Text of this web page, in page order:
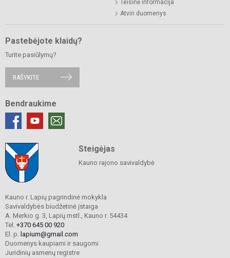
Teisinė informacija
Atviri duomenys
Pastebėjote klaidų?
Turite pasiūlymų?
RAŠYKITE
Bendraukime
Steigėjas
Kauno rajono savivaldybė
Kauno r. Lapių pagrindinė mokykla
Savivaldybės biudžetinė įstaiga
A. Merkio g. 3, Lapių mstl., Kauno r. 54434
Tel. +370 645 00 920
El. p.
lapium@gmail.com
Duomenys kaupiami ir saugomi
Juridinių asmenų registre